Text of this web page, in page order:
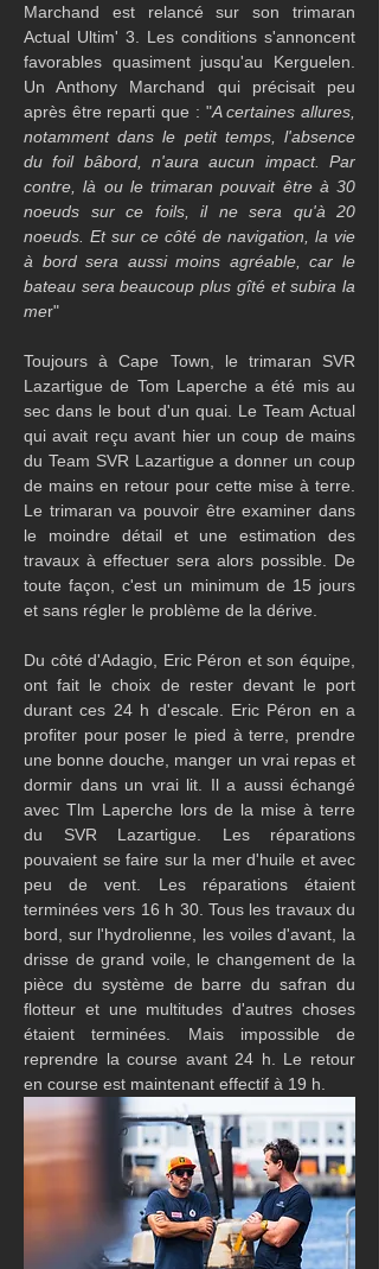
Marchand est relancé sur son trimaran
Actual Ultim' 3. Les conditions s'annoncent
favorables quasiment jusqu'au Kerguelen.
Un Anthony Marchand qui précisait peu
après être reparti que : "A certaines allures,
notamment dans le petit temps, l'absence
du foil bâbord, n'aura aucun impact. Par
contre, là ou le trimaran pouvait être à 30
noeuds sur ce foils, il ne sera qu'à 20
noeuds. Et sur ce côté de navigation, la vie
à bord sera aussi moins agréable, car le
bateau sera beaucoup plus gîté et subira la
mer"
Toujours à Cape Town, le trimaran SVR
Lazartigue de Tom Laperche a été mis au
sec dans le bout d'un quai. Le Team Actual
qui avait reçu avant hier un coup de mains
du Team SVR Lazartigue a donner un coup
de mains en retour pour cette mise à terre.
Le trimaran va pouvoir être examiner dans
le moindre détail et une estimation des
travaux à effectuer sera alors possible. De
toute façon, c'est un minimum de 15 jours
et sans régler le problème de la dérive.
Du côté d'Adagio, Eric Péron et son équipe,
ont fait le choix de rester devant le port
durant ces 24 h d'escale. Eric Péron en a
profiter pour poser le pied à terre, prendre
une bonne douche, manger un vrai repas et
dormir dans un vrai lit. Il a aussi échangé
avec Tlm Laperche lors de la mise à terre
du SVR Lazartigue. Les réparations
pouvaient se faire sur la mer d'huile et avec
peu de vent. Les réparations étaient
terminées vers 16 h 30. Tous les travaux du
bord, sur l'hydrolienne, les voiles d'avant, la
drisse de grand voile, le changement de la
pièce du système de barre du safran du
flotteur et une multitudes d'autres choses
étaient terminées. Mais impossible de
reprendre la course avant 24 h. Le retour
en course est maintenant effectif à 19 h.